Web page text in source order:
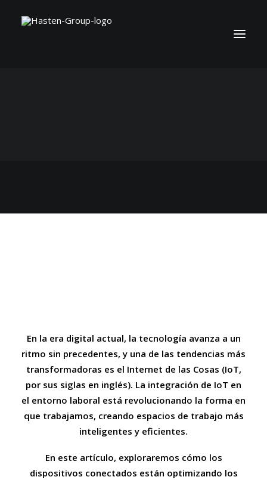
En la era digital actual, la tecnología avanza a un
ritmo sin precedentes, y una de las tendencias más
transformadoras es el Internet de las Cosas (IoT,
por sus siglas en inglés). La integración de IoT en
el entorno laboral está revolucionando la forma en
que trabajamos, creando espacios de trabajo más
inteligentes y eficientes.
En este artículo, exploraremos cómo los
dispositivos conectados están optimizando los